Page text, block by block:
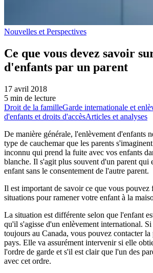
Nouvelles et Perspectives
Ce que vous devez savoir
d'enfants par un parent
17 avril 2018
5 min de lecture
Droit de la familleGarde internationale et
d'enfants et droits d'accèsArticles et analyses
De manière générale, l'enlèvement d'enfants
type de cauchemar que les parents
inconnu qui prend la fuite avec vos enfants
blanche. Il s'agit plus souvent d'un parent qui
enfant sans le consentement de l'autre parent.
Il est important de savoir ce que vous pouvez
situations pour ramener votre enfant à la
La situation est différente selon que l'enfant
qu'il s'agisse d'un enlèvement international.
toujours au Canada, vous pouvez contacter
pays. Elle va assurément intervenir si elle
l'ordre de garde et s'il est clair que l'un des
avec cet ordre.